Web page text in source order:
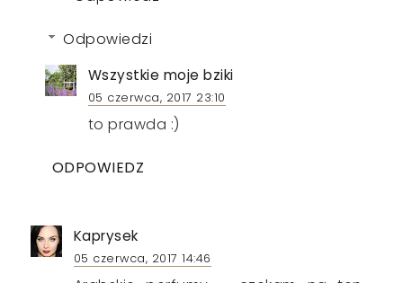
Odpowiedzi
Wszystkie moje bziki
05 czerwca, 2017 23:10
to prawda :)
ODPOWIEDZ
Kaprysek
05 czerwca, 2017 14:46